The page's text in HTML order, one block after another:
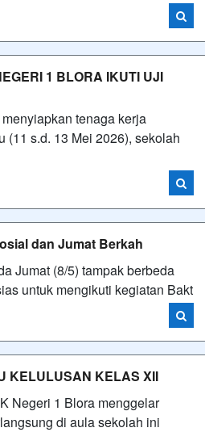
1 BLORA IKUTI UJI
tenaga kerja
(11 s.d. 13 Mei 2026), sekolah
dan Jumat Berkah
Jumat (8/5) tampak berbeda
untuk mengikuti kegiatan Bakt
KELULUSAN KELAS XII
Negeri 1 Blora menggelar
di aula sekolah ini